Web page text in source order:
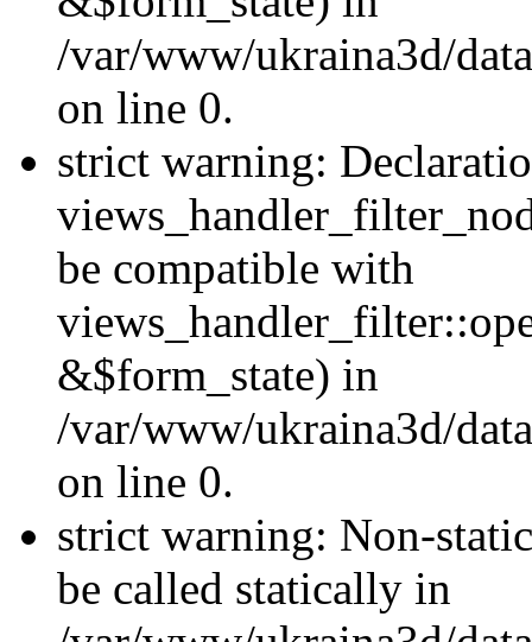
/var/www/ukraina3d/
on line 0.
strict warning:
be compatible with
&$form_state) in
/var/www/ukraina3d/
on line 0.
strict warning: Non-
be called statically in